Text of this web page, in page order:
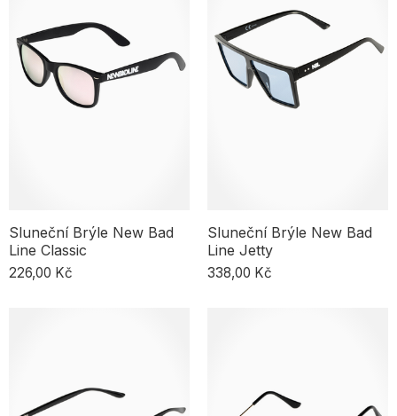
Sluneční Brýle New Bad
Line Classic
226,00 Kč
Sluneční Brýle New Bad
Line Jetty
338,00 Kč